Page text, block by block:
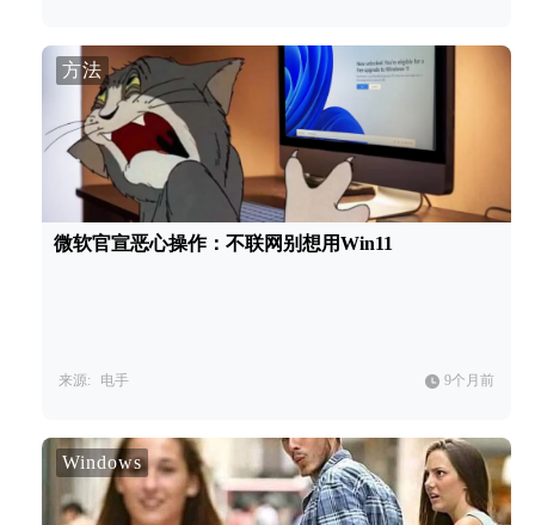
方法
微软官宣恶心操作：不联网别想用Win11
来源: 电手 9个月前
Windows